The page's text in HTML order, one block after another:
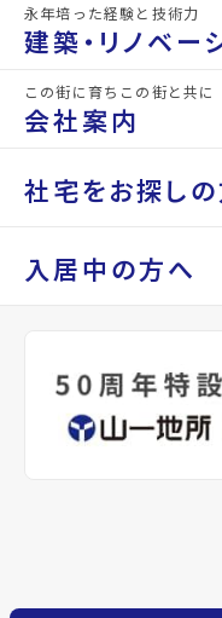
space_dashboard
エリアから探す
space_dashboard
土地を探す
エリアから探す
事業用・投資用を探す
不動産をお持ちの
山一地所の賃貸管理
不動産を貸すまでの流れ
空き家サポートサービス
不動産を売却したい
相続相談をしたい
不動産に投資したい
永年培った経験と技術力
建築・リノベー
建築・リノベーショ
Renotta（リノッタ）
この街に育ちこの街と共に
会社案内
会社案内
会社概要・沿革
パーパス
CM紹介
社宅をお探し
社宅をお探しの方へ
レンタルオフィス
貸会議室
入居中の方へ
退去される方へ
※準備中 住まい
仙山線/
種別
構造 木造
総戸数 9戸
備考 -